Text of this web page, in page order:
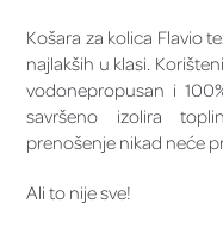
Košara za kolica Flavio
najlakših u klasi.
vodonepropusan i
savršeno izolira
prenošenje nikad neće
Ali to nije sve!